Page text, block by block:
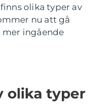
olika typer av
nu att gå
ingående
olika typer